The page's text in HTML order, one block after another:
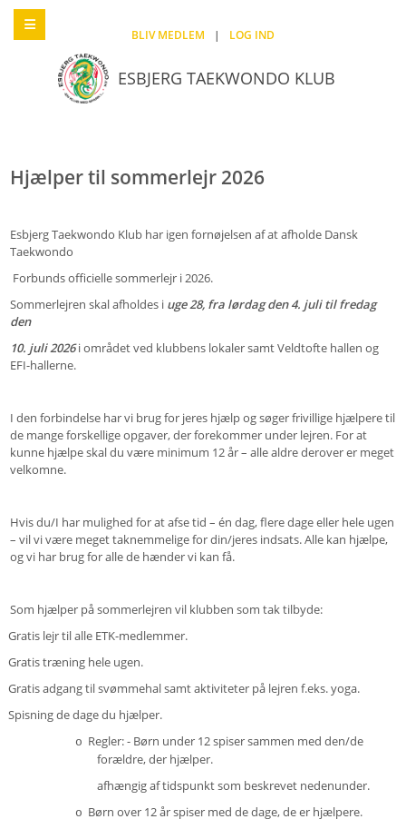
BLIV MEDLEM | LOG IND
ESBJERG TAEKWONDO KLUB
Hjælper til sommerlejr 2026
Esbjerg Taekwondo Klub har igen fornøjelsen af at afholde Dansk
Taekwondo
Forbunds officielle sommerlejr i 2026.
Sommerlejren skal afholdes i uge 28, fra lørdag den 4. juli til fredag
den
10. juli 2026i området ved klubbens lokaler samt Veldtofte hallen og
EFI-hallerne.
I den forbindelse har vi brug for jeres hjælp og søger frivillige hjælpere til
de mange forskellige opgaver, der forekommer under lejren. For at
kunne hjælpe skal du være minimum 12 år – alle aldre derover er meget
velkomne.
Hvis du/I har mulighed for at afse tid – én dag, flere dage eller hele ugen
– vil vi være meget taknemmelige for din/jeres indsats. Alle kan hjælpe,
og vi har brug for alle de hænder vi kan få.
Som hjælper på sommerlejren vil klubben som tak tilbyde:
Gratis lejr til alle ETK-medlemmer.
Gratis træning hele ugen.
Gratis adgang til svømmehal samt aktiviteter på lejren f.eks. yoga.
Spisning de dage du hjælper.
o Regler: - Børn under 12 spiser sammen med den/de
forældre, der hjælper.
afhængig af tidspunkt som beskrevet nedenunder.
o Børn over 12 år spiser med de dage, de er hjælpere.